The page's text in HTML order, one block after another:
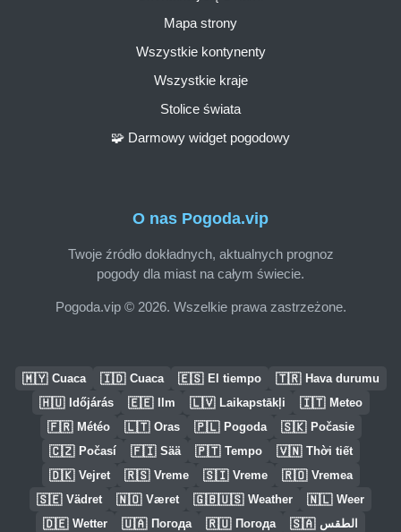
O nas Pogoda.vip
Twoje źródło dokładnych, aktualnych prognoz
pogody dla miast na całym świecie.
Pogoda.vip © 2026. Wszelkie prawa zastrzeżone.
Mapa strony
Wszystkie kontynenty
Wszystkie kraje
Stolice świata
🧩 Darmowy widget pogodowy
🇲🇾 Cuaca 🇮🇩 Cuaca 🇪🇸 El tiempo 🇹🇷 Hava durumu
🇭🇺 Időjárás 🇪🇪 Ilm 🇱🇻 Laikapstākļi 🇮🇹 Meteo
🇫🇷 Météo 🇱🇹 Oras 🇵🇱 Pogoda 🇸🇰 Počasie
🇨🇿 Počasí 🇫🇮 Sää 🇵🇹 Tempo 🇻🇳 Thời tiết
🇩🇰 Vejret 🇷🇸 Vreme 🇸🇮 Vreme 🇷🇴 Vremea
🇸🇪 Vädret 🇳🇴 Været 🇬🇧🇺🇸 Weather 🇳🇱 Weer
🇩🇪 Wetter 🇺🇦 Погода 🇷🇺 Погода 🇸🇦 الطقس